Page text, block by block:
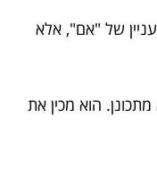
של "אם", אלא
הוא מכין את